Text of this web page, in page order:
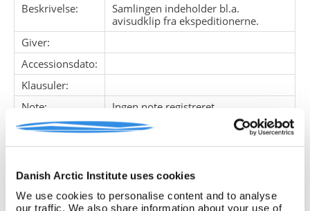
Danish Arctic Institute uses cookies
We use cookies to personalise content and to analyse
our traffic. We also share information about your use of
Beskrivelse:
Samlingen indeholder bl.a.
avisudklip fra ekspeditionerne.
Giver:
Accessionsdato:
Klausuler:
Note:
Ingen note registreret
Henvisninger
Relaterede
Emneord:
Personer: